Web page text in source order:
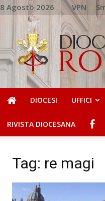
8 Agosto 2026 VPN
DIOCESI
DI
ROMA
DIOCESI UFFICI
RIVISTA DIOCESANA
Tag: re magi